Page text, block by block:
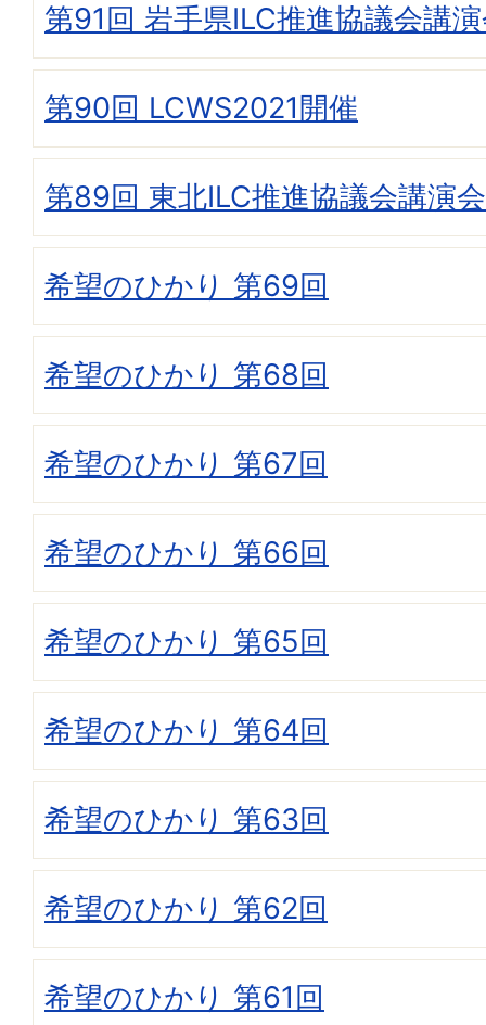
第91回 岩手県ILC推進協議会講
第90回 LCWS2021開催
第89回 東北ILC推進協議会講演会
希望のひかり 第69回
希望のひかり 第68回
希望のひかり 第67回
希望のひかり 第66回
希望のひかり 第65回
希望のひかり 第64回
希望のひかり 第63回
希望のひかり 第62回
希望のひかり 第61回